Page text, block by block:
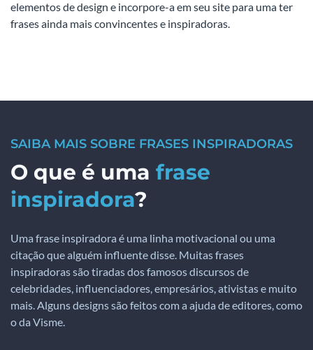
elementos de design e incorpore-a em seu site para uma ter
frases ainda mais convincentes e inspiradoras.
SAIBA MAIS SOBRE FRASES INSPIRADORAS
O que é uma frase
inspiradora?
Uma frase inspiradora é uma linha motivacional ou uma
citação que alguém influente disse. Muitas frases
inspiradoras são tiradas dos famosos discursos de
celebridades, influenciadores, empresários, ativistas e muito
mais. Alguns designs são feitos com a ajuda de editores, como
o da Visme.